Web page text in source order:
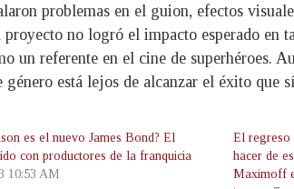
problemas en el guion, efectos
no logró el impacto esperado en
un referente en el cine de superhéroes.
género está lejos de alcanzar el éxito que
es el nuevo James Bond? El
con productores de la franquicia
10:53 AM
El regreso
hacer de
Maximoff